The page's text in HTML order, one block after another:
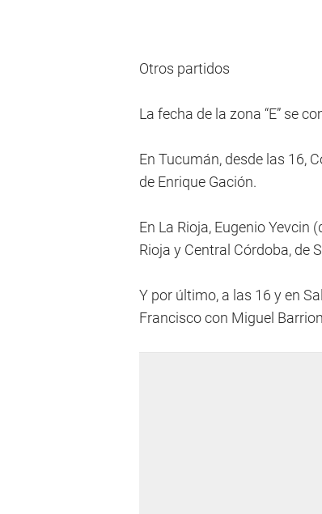
Otros partidos
La fecha de la zona “E” se
En Tucumán, desde las 16,
de Enrique Gación.
En La Rioja, Eugenio Yevcin
Rioja y Central Córdoba, de
Y por último, a las 16 y en
Francisco con Miguel